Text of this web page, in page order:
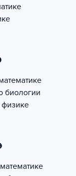
биологии